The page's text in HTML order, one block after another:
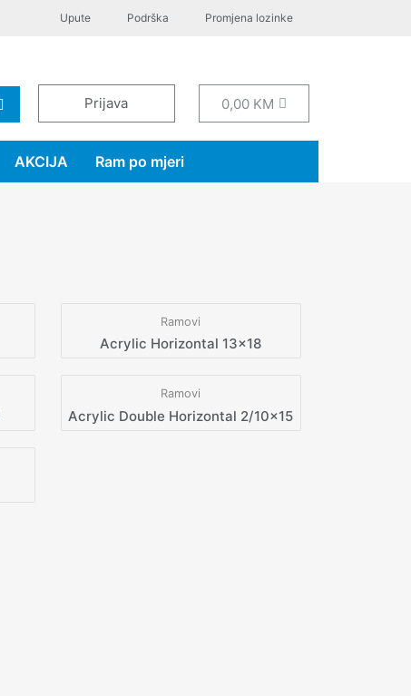
Upute Podrška Promjena lozinke
Prijava 0,00 KM
AKCIJA Ram po mjeri
Ramovi
Acrylic Horizontal 13×18
Ramovi
Acrylic Double Horizontal 2/10×15